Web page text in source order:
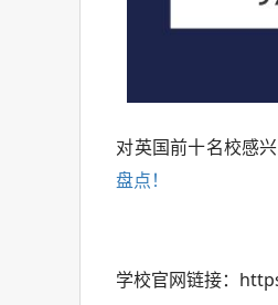
对英国前十名校感
盘点！
学校官网链接：